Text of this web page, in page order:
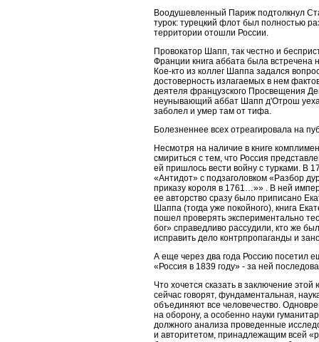
Воодушевленный Париж подтолкнул
турок: турецкий флот был полностью
территории отошли России.
Провокатор Шапп, так честно и
Франции книга аббата была
Кое-кто из коллег Шаппа задался
достоверность излагаемых в нем
деятеля французского Просвещения
неунывающий аббат Шапп д'Отрош
заболел и умер там от тифа.
Болезненнее всех отреагировала на
Несмотря на наличие в книге
смириться с тем, что Россия
ей пришлось вести войну с турками. В
«Антидот» с подзаголовком «Разбор
приказу короля в 1761…»» . В ней
ее авторство сразу было приписано
Шаппа (тогда уже покойного), книга
пошел проверять экспериментально
бог» справедливо рассудили, кто же
исправить дело контрпропаганды и
А еще через два года Россию посетил
«Россия в 1839 году» - за ней
Что хочется сказать в заключение
сейчас говорят, фундаментальная,
объединяют все человечество.
на оборону, а особенно науки
должного анализа проведенные
и авторитетом, принадлежащим всей